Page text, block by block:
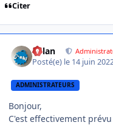
Citer
dylan
Posté(e) le 14 juin
ADMINISTRATEURS
Bonjour,
C'est effectivement